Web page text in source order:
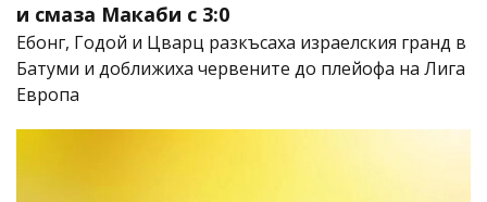
и смаза Макаби с 3:0
Ебонг, Годой и Цварц разкъсаха израелския гранд в
Батуми и доближиха червените до плейофа на Лига
Европа